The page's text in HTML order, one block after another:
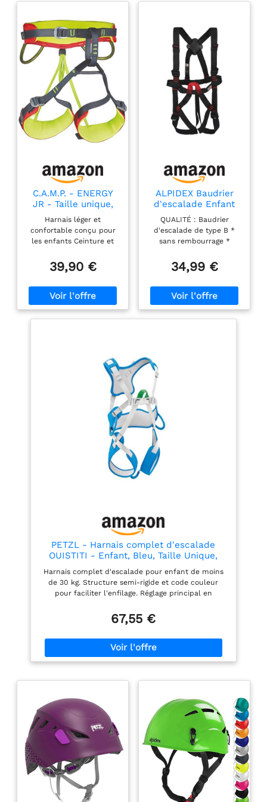
C.A.M.P. - ENERGY
JR - Taille unique,
Vert/Rouge
Harnais léger et
confortable conçu pour
les enfants Ceinture et
intérieur thermoformé
Boucle autobloquante
tours de cuisse réglables
2 porte-matériels
39,90 €
ALPIDEX Baudrier
d'escalade Enfant
Harnais intégral Type
B réglable en 12277
QUALITÉ : Baudrier
d'escalade de type B *
sans rembourrage *
12277 et UIAA 105 *
convient aux enfants et
TAILLE : Tour de taille de
45 à 95 cm * Tour de
polyester * Boucles en
acier au carbone robuste
FERMETURES : 5 boucles
Double-Slide (45 mm)
pour un ajustement sûr
UTILISATION : Convient
l'escalade en salle * à
l'escalade sportive * aux
parcours acrobatiques en
34,99 €
PETZL - Harnais complet d'escalade
OUISTITI - Enfant, Bleu, Taille Unique,
Moins de 30 kg
Harnais complet d'escalade pour enfant de moins
de 30 kg. Structure semi-rigide et code couleur
pour faciliter l'enfilage. Réglage principal en
secondaire, pour les enfants de petite ou grande
taille, par deux boucles situées au dos du harnais.
structure en mousse au niveau des cuisses, de la
ceinture et des bretelles. Ne nécessite pas de
de conserver son harnais pour jouer sans gêne.
plus de confort en escalade, en particulier à la
descente. Polyvalence d’usage pour l'escalade, les
clubs et les parcs acrobatiques en hauteur : point
d’encordement (vert) pour la pratique de l’escalade
et point d'attache dorsal (orange) pour d'autres
situations spécifiques.
67,55 €